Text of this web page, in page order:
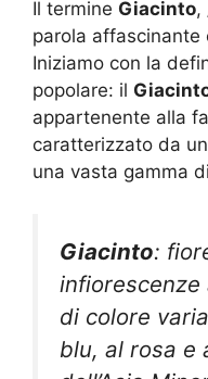
Il termine Giacinto,
parola affascinante
Iniziamo con la
popolare: il
appartenente alla
caratterizzato da
una vasta gamma
Giacinto:
infiorescenze
di colore
blu, al rosa e